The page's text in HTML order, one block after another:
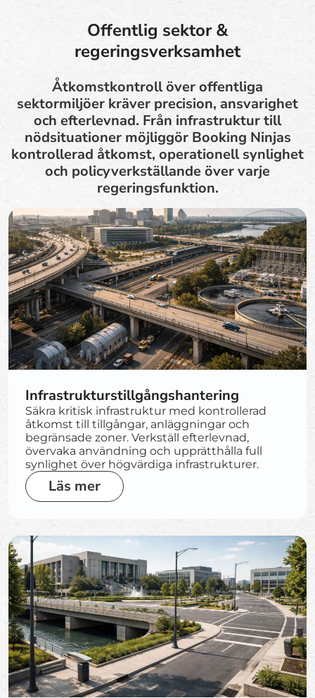
Offentlig sektor &
regeringsverksamhet
Åtkomstkontroll över offentliga
sektormiljöer kräver precision, ansvarighet
och efterlevnad. Från infrastruktur till
nödsituationer möjliggör Booking Ninjas
kontrollerad åtkomst, operationell synlighet
och policyverkställande över varje
regeringsfunktion.
Infrastrukturstillgångshantering
Säkra kritisk infrastruktur med kontrollerad
åtkomst till tillgångar, anläggningar och
begränsade zoner. Verkställ efterlevnad,
övervaka användning och upprätthålla full
synlighet över högvärdiga infrastrukturer.
Läs mer